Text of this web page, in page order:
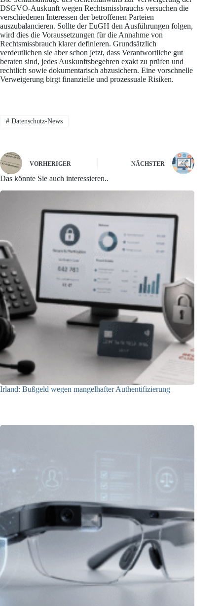
DSGVO-Auskunft wegen Rechtsmissbrauchs versuchen die
verschiedenen Interessen der betroffenen Parteien
auszubalancieren. Sollte der EuGH den Ausführungen folgen,
wird dies die Voraussetzungen für die Annahme von
Rechtsmissbrauch klarer definieren. Grundsätzlich
verdeutlichen sie aber schon jetzt, dass Verantwortliche gut
beraten sind, jedes Auskunftsbegehren exakt zu prüfen und
rechtlich sowie dokumentarisch abzusichern. Eine vorschnelle
Verweigerung birgt finanzielle und prozessuale Risiken.
#Datenschutz-News
VORHERIGER NÄCHSTER
Das könnte Sie auch interessieren..
Irland: Bußgeld wegen mangelhafter Authentifizierung